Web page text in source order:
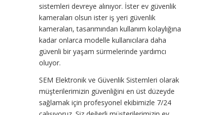
sistemleri devreye alınıyor. İster ev güvenlik
kameraları olsun ister iş yeri güvenlik
kameraları, tasarımından kullanım kolaylığına
kadar onlarca modelle kullanıcılara daha
güvenli bir yaşam sürmelerinde yardımcı
oluyor.
SEM Elektronik ve Güvenlik Sistemleri olarak
müşterilerimizin güvenliğini en üst düzeyde
sağlamak için profesyonel ekibimizle 7/24